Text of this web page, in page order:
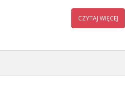
CZYTAJ WIĘCEJ